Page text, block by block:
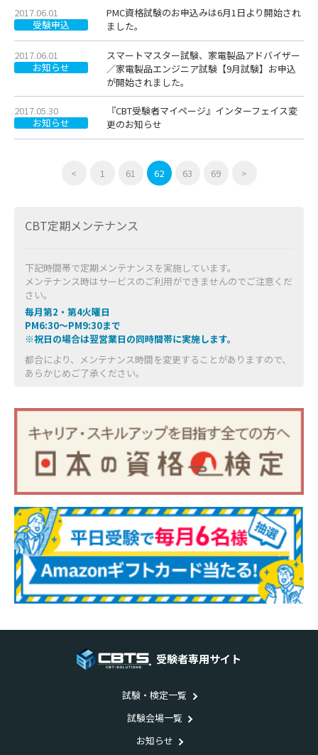
2017.06.01
受験申込
PMC資格試験のお申込みは6月1日より開始され
ました。
2017.06.01
お知らせ
スマートマスター試験、家電製品アドバイザー
／家電製品エンジニア試験【9月試験】お申込
が開始されました。
2017.05.30
お知らせ
『CBT受験者マイページ』インターフェイス変
更のお知らせ
< 1 61 62 63 69 >
CBT定期メンテナンス
下記時間帯で定期メンテナンスを実施しています。
メンテナンス時はサービスのご利用ができませんのでご注意くだ
さい。
毎月第2・第4火曜日
PM6:30～PM9:30まで
※祝日の場合は翌営業日の同時間帯に実施します。
都合により、メンテナンス時間を変更することがありますので、
あらかじめご了承ください。
受験者専用サイト
試験・検定一覧
試験会場一覧
お知らせ